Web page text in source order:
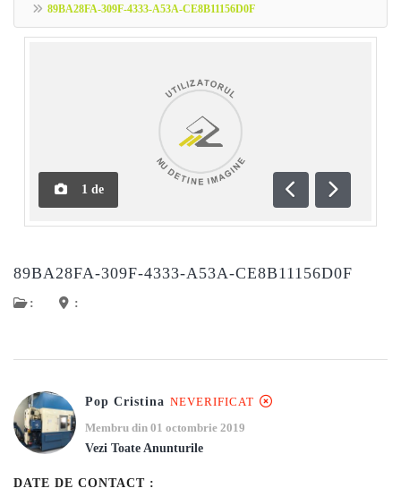
89BA28FA-309F-4333-A53A-CE8B11156D0F
1 de
Anterioară
89BA28FA-309F-4333-A53A-CE8B11156D0F
: :
Pop Cristina NEVERIFICAT
Membru din 01 octombrie 2019
Vezi Toate Anunturile
DATE DE CONTACT :